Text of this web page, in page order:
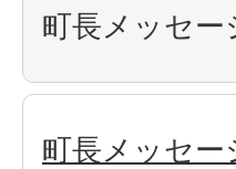
町長メッセ
町長メッセ